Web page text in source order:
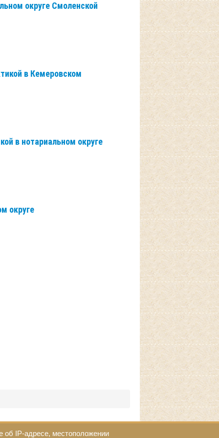
округе Смоленской
в Кемеровском
в нотариальном округе
округе
об IP-адресе, местоположении